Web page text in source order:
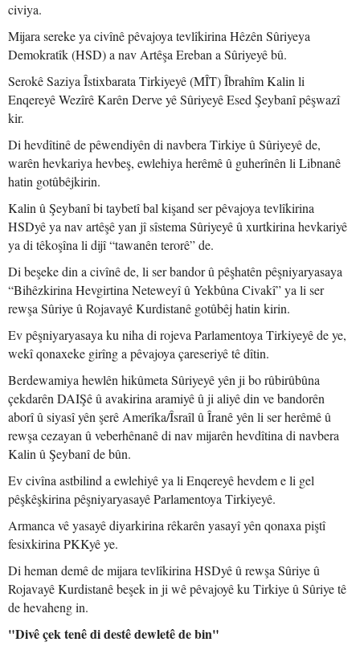
civiya.
Mijara sereke ya civînê pêvajoya tevlîkirina Hêzên Sûriyeya
Demokratîk (HSD) a nav Artêşa Ereban a Sûriyeyê bû.
Serokê Saziya Îstixbarata Tirkiyeyê (MÎT) Îbrahîm Kalin li
Enqereyê Wezîrê Karên Derve yê Sûriyeyê Esed Şeybanî pêşwazî
kir.
Di hevdîtinê de pêwendiyên di navbera Tirkiye û Sûriyeyê de,
warên hevkariya hevbeş, ewlehiya herêmê û guherînên li Libnanê
hatin gotûbêjkirin.
Kalin û Şeybanî bi taybetî bal kişand ser pêvajoya tevlîkirina
HSDyê ya nav artêşê yan jî sîstema Sûriyeyê û xurtkirina hevkariyê
ya di têkoşîna li dijî “tawanên terorê” de.
Di beşeke din a civînê de, li ser bandor û pêşhatên pêşniyaryasaya
“Bihêzkirina Hevgirtina Neteweyî û Yekbûna Civakî” ya li ser
rewşa Sûriye û Rojavayê Kurdistanê gotûbêj hatin kirin.
Ev pêşniyaryasaya ku niha di rojeva Parlamentoya Tirkiyeyê de ye,
wekî qonaxeke girîng a pêvajoya çareseriyê tê dîtin.
Berdewamiya hewlên hikûmeta Sûriyeyê yên ji bo rûbirûbûna
çekdarên DAIŞê û avakirina aramiyê û ji aliyê din ve bandorên
aborî û siyasî yên şerê Amerîka/Îsraîl û Îranê yên li ser herêmê û
rewşa cezayan û veberhênanê di nav mijarên hevdîtina di navbera
Kalin û Şeybanî de bûn.
Ev civîna astbilind a ewlehiyê ya li Enqereyê hevdem e li gel
pêşkêşkirina pêşniyaryasayê Parlamentoya Tirkiyeyê.
Armanca vê yasayê diyarkirina rêkarên yasayî yên qonaxa piştî
fesixkirina PKKyê ye.
Di heman demê de mijara tevlîkirina HSDyê û rewşa Sûriye û
Rojavayê Kurdistanê beşek in ji wê pêvajoyê ku Tirkiye û Sûriye tê
de hevaheng in.
"Divê çek tenê di destê dewletê de bin"